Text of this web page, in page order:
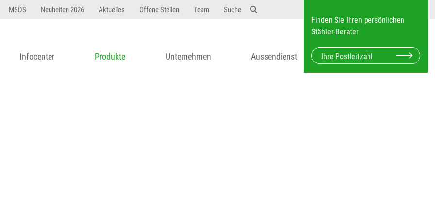
MSDS Neuheiten 2026 Aktuelles Offene Stellen Team Suche
Finden Sie Ihren persönlichen
Stähler-Berater
Infocenter Produkte Unternehmen Aussendienst
asdfW134 245 34" string(62) "Test 12 {FONT:12} Dosierungen: test 123 dfasdf asdfW134 245 34"